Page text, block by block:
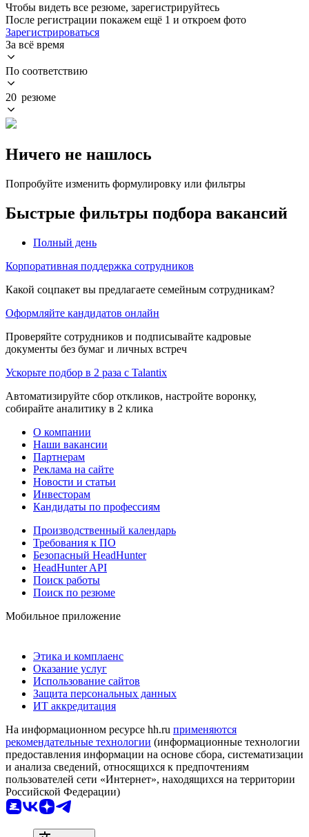
Чтобы видеть все резюме, зарегистрируйтесь
После регистрации покажем ещё 1 и откроем фото
Зарегистрироваться
За всё время
По соответствию
20 резюме
Ничего не нашлось
Попробуйте изменить формулировку или фильтры
Быстрые фильтры подбора вакансий
Полный день
Корпоративная поддержка сотрудников
Какой соцпакет вы предлагаете семейным сотрудникам?
Оформляйте кандидатов онлайн
Проверяйте сотрудников и подписывайте кадровые
документы без бумаг и личных встреч
Ускорьте подбор в 2 раза с Talantix
Автоматизируйте сбор откликов, настройте воронку,
собирайте аналитику в 2 клика
О компании
Наши вакансии
Партнерам
Реклама на сайте
Новости и статьи
Инвесторам
Кандидаты по профессиям
Производственный календарь
Требования к ПО
Безопасный HeadHunter
HeadHunter API
Поиск работы
Поиск по резюме
Мобильное приложение
Этика и комплаенс
Оказание услуг
Использование сайтов
Защита персональных данных
ИТ аккредитация
На информационном ресурсе hh.ru применяются
рекомендательные технологии (информационные технологии
предоставления информации на основе сбора, систематизации
и анализа сведений, относящихся к предпочтениям
пользователей сети «Интернет», находящихся на территории
Российской Федерации)